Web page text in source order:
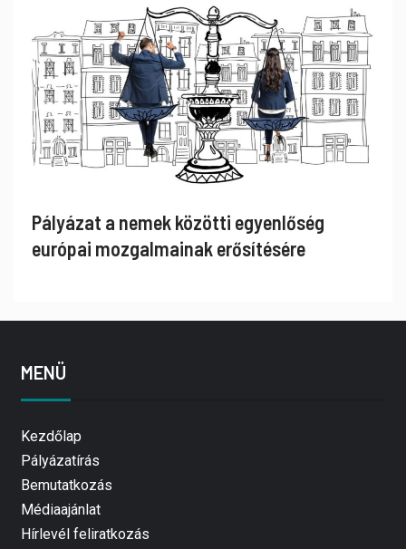
Pályázat a nemek közötti egyenlőség
európai mozgalmainak erősítésére
MENÜ
Kezdőlap
Pályázatírás
Bemutatkozás
Médiaajánlat
Hírlevél feliratkozás